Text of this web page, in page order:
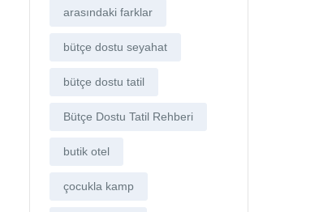
arasındaki farklar
bütçe dostu seyahat
bütçe dostu tatil
Bütçe Dostu Tatil Rehberi
butik otel
çocukla kamp